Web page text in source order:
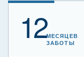
12МЕСЯЦЕВ
ЗАБОТЫ